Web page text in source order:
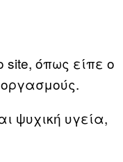
site, όπως είπε ο
ψυχική υγεία,